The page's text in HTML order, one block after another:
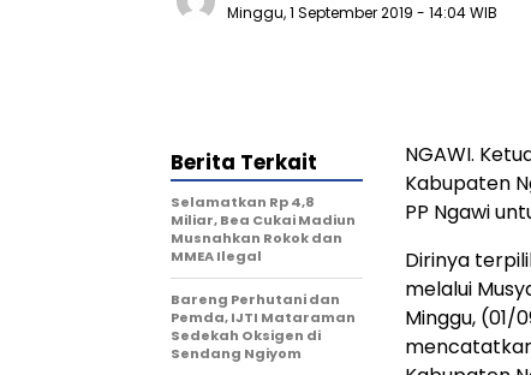
Minggu, 1 September 2019 - 14:04 WIB
NGAWI.
Kabupaten
PP Ngawi
Dirinya
melalui
Minggu, (01/
Berita Terkait
Selamatkan Rp 4,8
Miliar, Bea Cukai Madiun
Musnahkan Rokok dan
MMEA Ilegal
Bareng Perhutani dan
Pemda, IJTI Mataraman
Sedekah Oksigen di
Sendang Ngiyom